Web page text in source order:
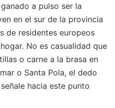
a pulso ser la
en el sur de la provincia
de residentes europeos
No es casualidad que
o carne a la brasa en
o Santa Pola, el dedo
hacia este punto